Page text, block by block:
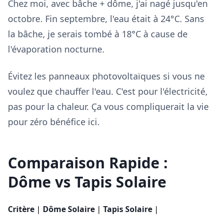
Chez moi, avec bâche + dôme, j'ai nagé jusqu'en
octobre. Fin septembre, l'eau était à 24°C. Sans
la bâche, je serais tombé à 18°C à cause de
l'évaporation nocturne.
Évitez les panneaux photovoltaïques si vous ne
voulez que chauffer l'eau. C'est pour l'électricité,
pas pour la chaleur. Ça vous compliquerait la vie
pour zéro bénéfice ici.
Comparaison Rapide :
Dôme vs Tapis Solaire
Critère | Dôme Solaire | Tapis Solaire |